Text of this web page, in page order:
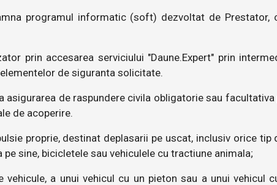
programul informatic (soft) dezvoltat de Prestator,
prin accesarea serviciului "Daune.Expert" prin
de siguranta solicitate.
asigurarea de raspundere civila obligatorie sau facultativa
de acoperire.
proprie, destinat deplasarii pe uscat, inclusiv orice tip
sine, bicicletele sau vehiculele cu tractiune animala;
a unui vehicul cu un pieton sau a unui vehicul